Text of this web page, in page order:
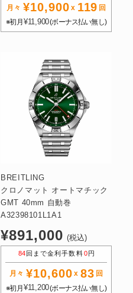
月々 ¥10,900 x 119 回
※初月 ¥11,900(ボーナス払い無し)
BREITLING
クロノマット オートマチック
GMT 40mm 自動巻
A32398101L1A1
通
常
価
格
¥891,000 (税込)
84 回まで金利手数料0 円
月々 ¥10,600 x 83 回
※初月¥11,200(ボーナス払い無し)